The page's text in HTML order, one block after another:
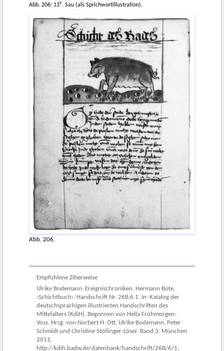
Abb. 206: 13v. Sau (als Sprichwortillustration).
Abb. 206.
Empfohlene Zitierweise
Ulrike Bodemann: Ereignischroniken. Hermann Bote,
›Schichtbuch‹. Handschrift Nr. 26B.6.1. In: Katalog der
deutschsprachigen illustrierten Handschriften des
Mittelalters (KdiH). Begonnen von Hella Frühmorgen-
Voss. Hrsg. von Norbert H. Ott, Ulrike Bodemann, Peter
Schmidt und Christine Stöllinger-Löser. Band 3. München
2011.
http://kdih.badw.de/datenbank/handschrift/26B/6/1;